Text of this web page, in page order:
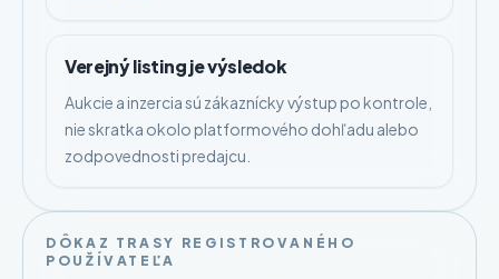
Verejný listing je výsledok
Aukcie a inzercia sú zákaznícky výstup po kontrole,
nie skratka okolo platformového dohľadu alebo
zodpovednosti predajcu.
DÔKAZ TRASY REGISTROVANÉHO
POUŽÍVATEĽA